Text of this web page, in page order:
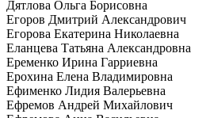
Дятлова Ольга Борисовна
Егоров Дмитрий Александрович
Егорова Екатерина Николаевна
Еланцева Татьяна Александровна
Еременко Ирина Гарриевна
Ерохина Елена Владимировна
Ефименко Лидия Валерьевна
Ефремов Андрей Михайлович